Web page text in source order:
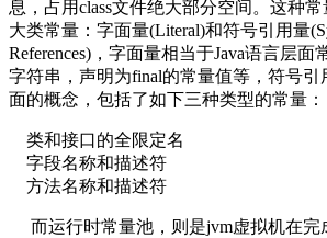
息，占用class文件绝大部分空间。这种
大类常量：字面量(Literal)和符号引用量
References)，字面量相当于Java语言层
字符串，声明为final的常量值等，符号
面的概念，包括了如下三种类型的常量：
类和接口的全限定名
字段名称和描述符
方法名称和描述符
而运行时常量池，则是jvm虚拟机在完